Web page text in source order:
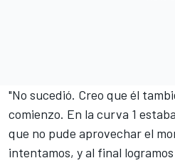
"No sucedió. Creo que él
comienzo. En la curva 1
que no pude aprovechar el
intentamos, y al final